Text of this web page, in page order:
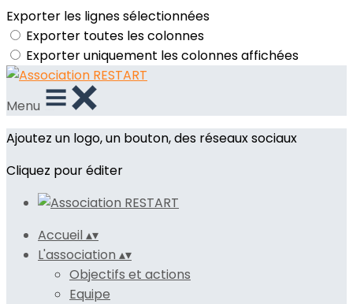
Exporter les lignes sélectionnées
Exporter toutes les colonnes
Exporter uniquement les colonnes affichées
Menu
Ajoutez un logo, un bouton, des réseaux sociaux
Cliquez pour éditer
Accueil▴▾
L'association ▴▾
Objectifs et actions
Equipe